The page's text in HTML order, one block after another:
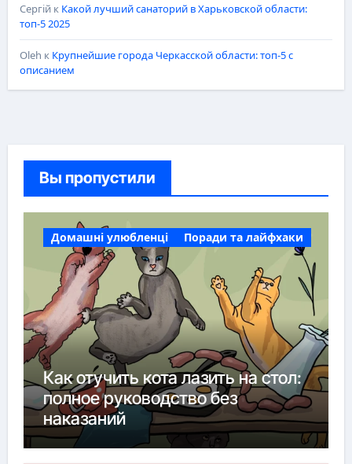
Сергійк Какой лучший санаторий в Харьковской области:
топ-5 2025
Oleh к Крупнейшие города Черкасской области: топ-5 с
описанием
Вы пропустили
Домашні улюбленці Поради та лайфхаки
Как отучить кота лазить на стол:
полное руководство без
наказаний